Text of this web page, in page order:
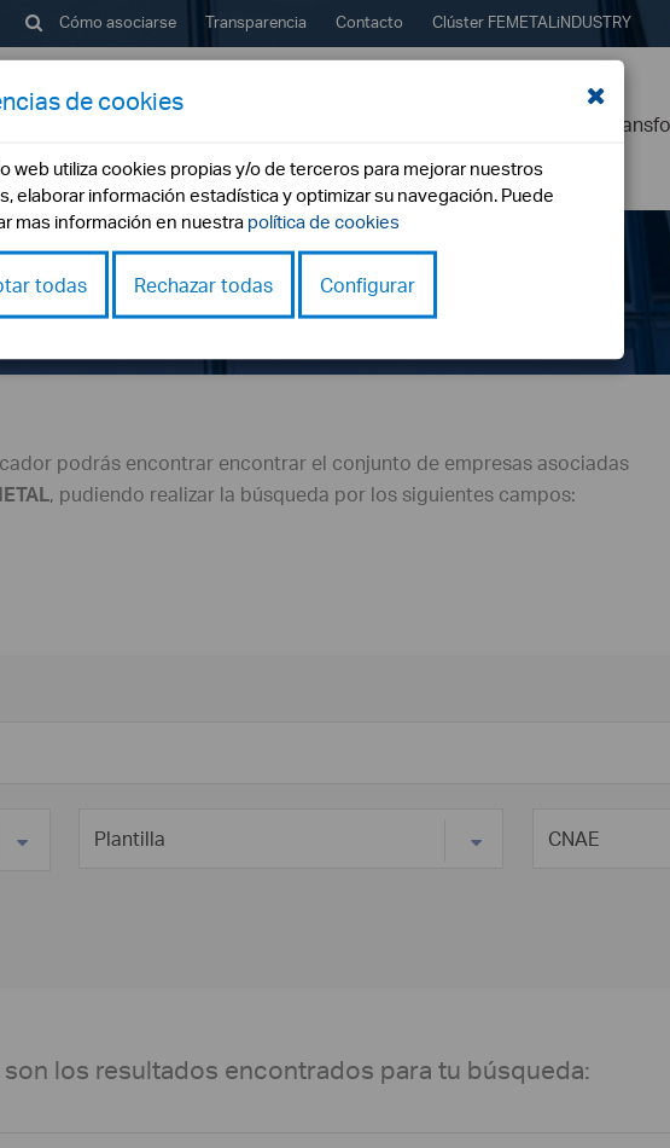
Cómo asociarse Transparencia Contacto Clúster FEMETALiNDUSTRY
de empresas
podrás encontrar encontrar el conjunto de empresas asociadas
, pudiendo realizar la búsqueda por los siguientes campos:
son los resultados encontrados para tu búsqueda:
de cookies
web utiliza cookies propias y/o de terceros para mejorar nuestros
elaborar información estadística y optimizar su navegación. Puede
mas información en nuestra política de cookies
todas Rechazar todas Configurar